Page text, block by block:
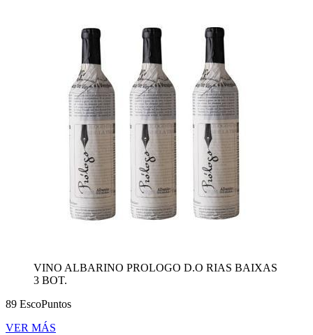
VINO ALBARINO PROLOGO D.O RIAS BAIXAS
3 BOT.
89 EscoPuntos
VER MÁS